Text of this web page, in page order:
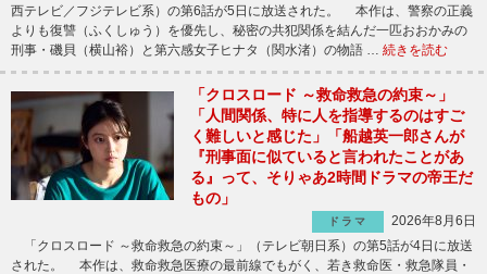
西テレビ／フジテレビ系）の第6話が5日に放送された。 本作は、警察の正義
よりも復讐（ふくしゅう）を優先し、秘密の共犯関係を結んだ一匹おおかみの
刑事・磯貝（横山裕）と第六感女子ヒナタ（関水渚）の物語 … 続きを読む
「クロスロード ～救命救急の約束～」
「人間関係、特に人を指導するのはすご
く難しいと感じた」「船越英一郎さんが
『刑事面に似ていると言われたことがあ
る』って、そりゃあ2時間ドラマの帝王だ
もの」
ドラマ
2026年8月6日
「クロスロード ～救命救急の約束～」（テレビ朝日系）の第5話が4日に放送
された。 本作は、救命救急医療の最前線でもがく、若き救命医・救急隊員・